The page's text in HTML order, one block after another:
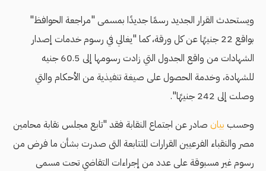
ويستحدث القرار الجديد رسمًا جديدًا بمسمى "مراجعة الحوافظ"
بواقع 22 جنيهًا عن كل ورقة، كما "يغالي في رسوم خدمات إصدار
الشهادات من واقع الجدول التي زادت رسومها إلى 60.5 جنيه
للشهادة، وخدمة الحصول على صيغة تنفيذية من الأحكام والتي
وصلت إلى 242 جنيهًا".
وحسب بيان صادر عن اجتماع النقابة فقد "تابع مجلس نقابة محامين
مصر والنقباء الفرعيين القرارات المتتابعة التى صدرت بشأن ما فرض من
رسوم غير مسبوقة على عدد من إجراءات التقاضي تحت مسمى